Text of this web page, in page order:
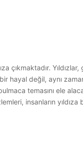
çıkmaktadır.
değil, aynı
temasını ele
insanların